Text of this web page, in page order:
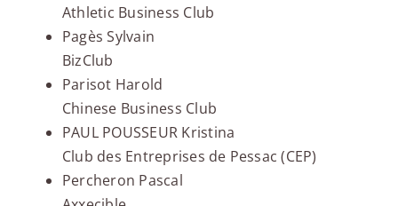
Athletic Business Club
Pagès Sylvain
BizClub
Parisot Harold
Chinese Business Club
PAUL POUSSEUR Kristina
Club des Entreprises de Pessac (CEP)
Percheron Pascal